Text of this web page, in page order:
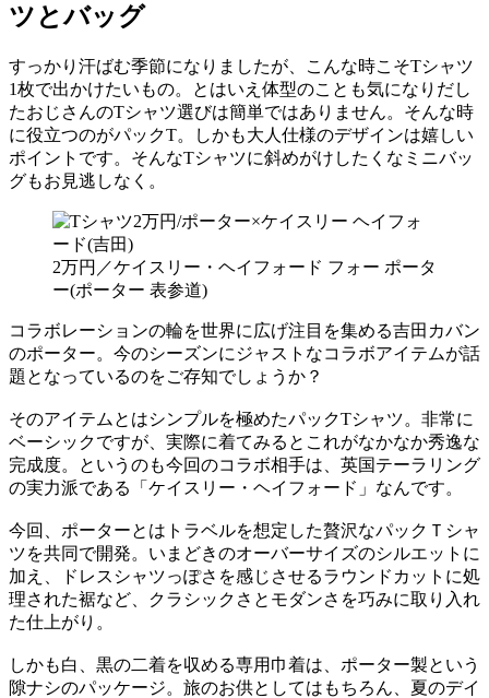
ツとバッグ
すっかり汗ばむ季節になりましたが、こんな時こそTシャツ
1枚で出かけたいもの。とはいえ体型のことも気になりだし
たおじさんのTシャツ選びは簡単ではありません。そんな時
に役立つのがパックT。しかも大人仕様のデザインは嬉しい
ポイントです。そんなTシャツに斜めがけしたくなミニバッ
グもお見逃しなく。
2万円／ケイスリー・ヘイフォード フォー ポータ
ー(ポーター 表参道)
コラボレーションの輪を世界に広げ注目を集める吉田カバン
のポーター。今のシーズンにジャストなコラボアイテムが話
題となっているのをご存知でしょうか？
そのアイテムとはシンプルを極めたパックTシャツ。非常に
ベーシックですが、実際に着てみるとこれがなかなか秀逸な
完成度。というのも今回のコラボ相手は、英国テーラリング
の実力派である「ケイスリー・ヘイフォード」なんです。
今回、ポーターとはトラベルを想定した贅沢なパックＴシャ
ツを共同で開発。いまどきのオーバーサイズのシルエットに
加え、ドレスシャツっぽさを感じさせるラウンドカットに処
理された裾など、クラシックさとモダンさを巧みに取り入れ
た仕上がり。
しかも白、黒の二着を収める専用巾着は、ポーター製という
隙ナシのパッケージ。旅のお供としてはもちろん、夏のデイ